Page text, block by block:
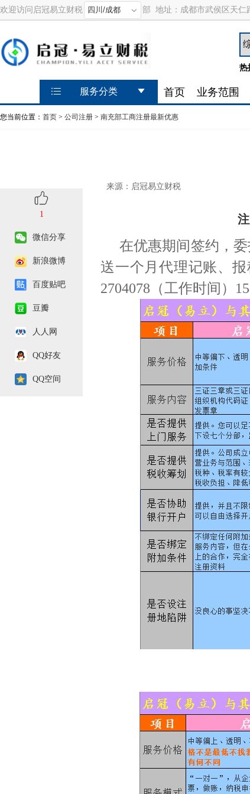
欢迎访问启冠易立财税 部 地址： 成都市武侯区天仁
热
服务分类 首页 业务范围
您当前位置： 首页 > 公司注册 > 南充部工商注册最新优惠
1
微信分享
新浪微博
百度贴吧
豆瓣
人人网
QQ好友
QQ空间
来源：启冠易立财税
在优惠期间签约，
送一个月代理记账、
2704078（工作时间）